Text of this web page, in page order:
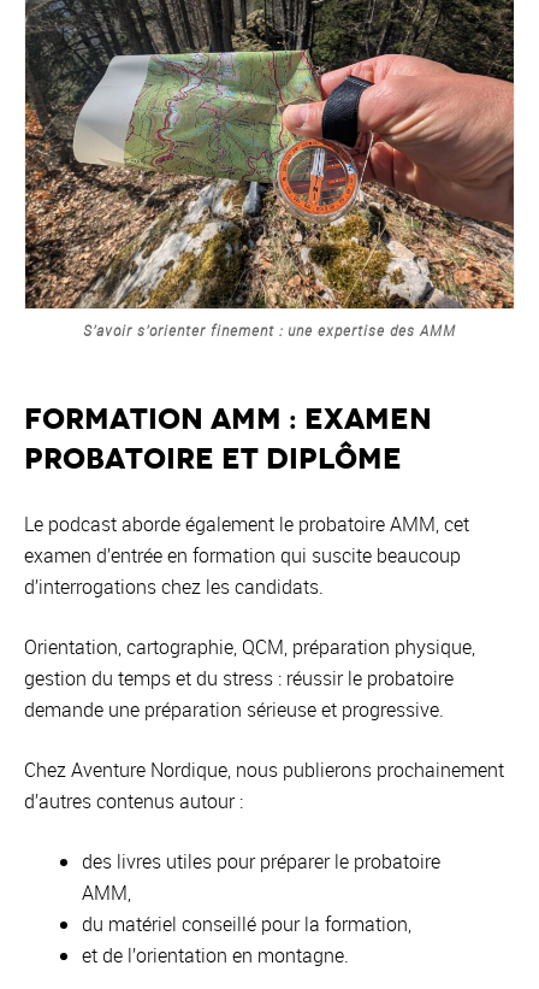
S’avoir s’orienter finement : une expertise des AMM
Formation AMM : examen
probatoire et diplôme
Le podcast aborde également le probatoire AMM, cet
examen d’entrée en formation qui suscite beaucoup
d’interrogations chez les candidats.
Orientation, cartographie, QCM, préparation physique,
gestion du temps et du stress : réussir le probatoire
demande une préparation sérieuse et progressive.
Chez Aventure Nordique, nous publierons prochainement
d’autres contenus autour :
des livres utiles pour préparer le probatoire
AMM,
du matériel conseillé pour la formation,
et de l’orientation en montagne.